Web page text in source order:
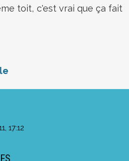
toit, c'est vrai que ça fait
17:12